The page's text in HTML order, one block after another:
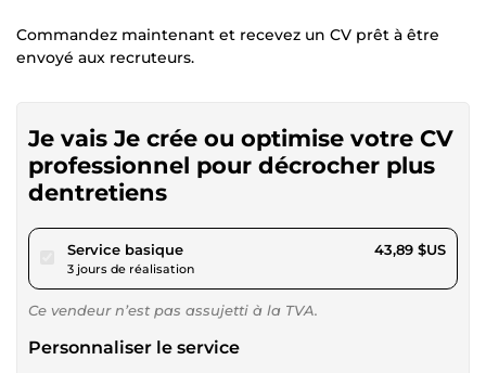
Commandez maintenant et recevez un CV prêt à être
envoyé aux recruteurs.
Je vais Je crée ou optimise votre CV
professionnel pour décrocher plus
dentretiens
Service basiquepour 40,45 $US
3 jours de réalisation
43,89 $US
Ce vendeur n’est pas assujetti à la TVA.
Personnaliser le service